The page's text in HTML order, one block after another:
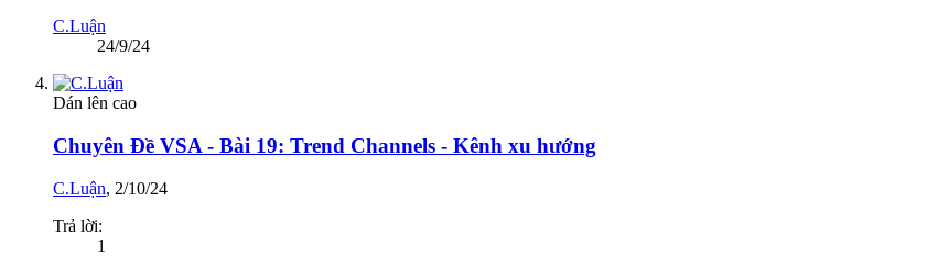
C.Luận
24/9/24
Dán lên cao
Chuyên Đề VSA - Bài 19: Trend Channels - Kênh xu hướng
C.Luận, 2/10/24
Trả lời:
1